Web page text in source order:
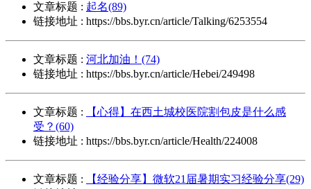
文章标题 : 起名(89)
链接地址 : https://bbs.byr.cn/article/Talking/6253554
文章标题 : 河北加油！(74)
链接地址 : https://bbs.byr.cn/article/Hebei/249498
文章标题 :
【心得】在西土城校医院割包皮是什么感
受？(60)
链接地址 : https://bbs.byr.cn/article/Health/224008
文章标题 :
【经验分享】微软21届暑期实习经验分享(29)